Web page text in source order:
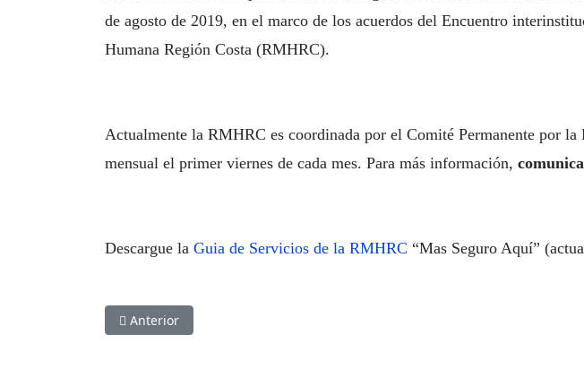
de agosto de 2019, en el marco de los acuerdos del Encuentro
Humana Región Costa (RMHRC).
Actualmente la RMHRC es coordinada por el Comité Permanente por
mensual el primer viernes de cada mes. Para más información,
Descargue la Guia de Servicios de la RMHRC “Mas Seguro Aquí”
Artículo anterior: Guía de la Red de Movilidad Humana Región Costa ( Versión
Anterior